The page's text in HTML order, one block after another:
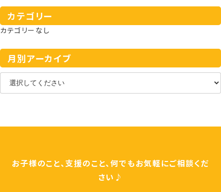
カテゴリー
カテゴリーなし
月別アーカイブ
お子様のこと、支援のこと、何でもお気軽にご相談くだ
さい♪